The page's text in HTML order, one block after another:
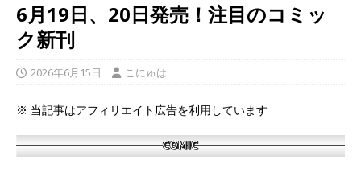
6月19日、20日発売！注目のコミッ
ク新刊
2026年6月15日 こにゅは
※ 当記事はアフィリエイト広告を利用しています